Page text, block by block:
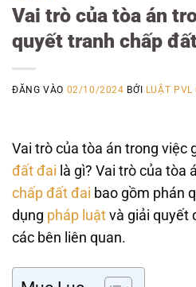
Vai trò của tòa án
quyết tranh chấp
ĐĂNG VÀO 02/10/2024 BỞI LUẬT PVL
Vai trò của tòa án trong việc
đất đai là gì? Vai trò của tòa
chấp đất đai bao gồm phán
dụng pháp luật và giải quyết
các bên liên quan.